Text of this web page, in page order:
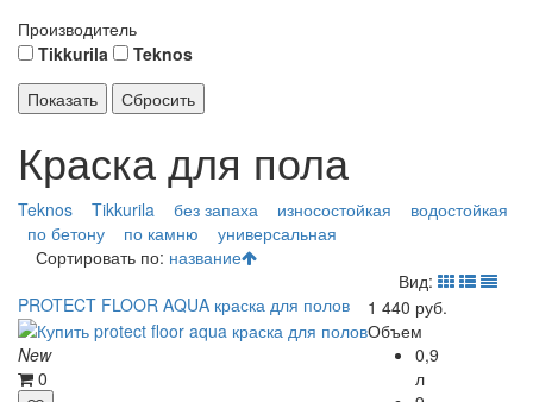
Производитель
Tikkurila
Teknos
Краска для пола
Teknos Tikkurila без запаха износостойкая
водостойкая
по бетону
по камню
универсальная
Сортировать по: название
Вид:
PROTECT FLOOR AQUA краска для полов
New
0
1 440 руб.
Объем
0,9
л